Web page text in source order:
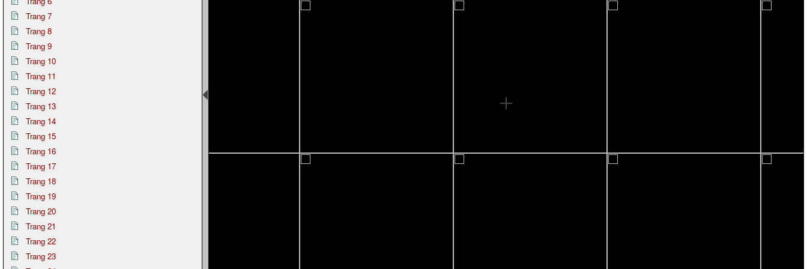
Trang 7
Trang 8
Trang 9
Trang 10
Trang 11
Trang 12
Trang 13
Trang 14
Trang 15
Trang 16
Trang 17
Trang 18
Trang 19
Trang 20
Trang 21
Trang 22
Trang 23